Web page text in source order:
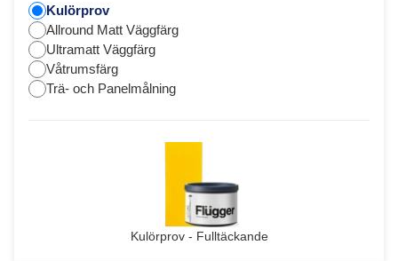
Kulörprov
Allround Matt Väggfärg
Ultramatt Väggfärg
Våtrumsfärg
Trä- och Panelmålning
Kulörprov - Fulltäckande